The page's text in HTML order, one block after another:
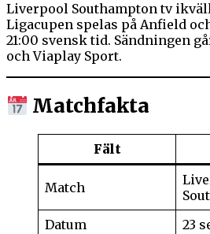
Liverpool Southampton tv
Ligacupen spelas på Anfield
21:00 svensk tid. Sändningen
och Viaplay Sport.
Matchfakta
Fält
Match
Datum
23